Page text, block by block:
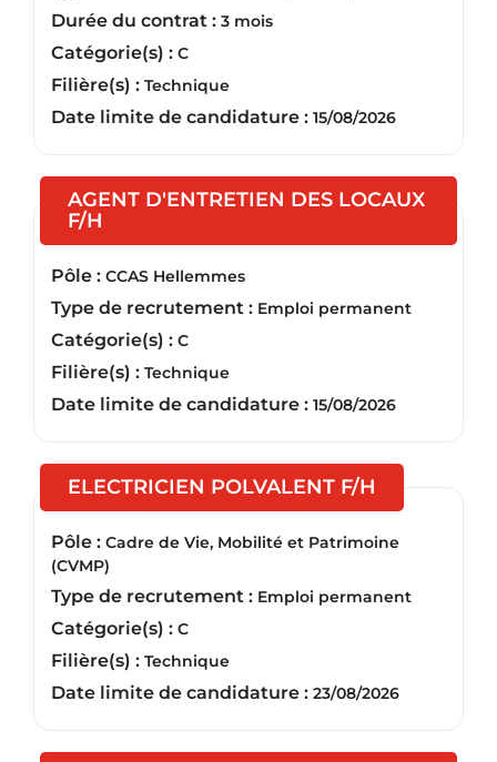
Durée du contrat : 3 mois
Catégorie(s) : C
Filière(s) : Technique
Date limite de candidature : 15/08/2026
AGENT D'ENTRETIEN DES LOCAUX
F/H
Pôle : CCAS Hellemmes
Type de recrutement : Emploi permanent
Catégorie(s) : C
Filière(s) : Technique
Date limite de candidature : 15/08/2026
ELECTRICIEN POLVALENT F/H
Pôle : Cadre de Vie, Mobilité et Patrimoine
(CVMP)
Type de recrutement : Emploi permanent
Catégorie(s) : C
Filière(s) : Technique
Date limite de candidature : 23/08/2026